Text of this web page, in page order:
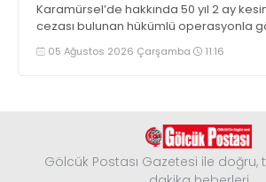
Karamürsel’de hakkında 50 yıl 2 ay
cezası bulunan hükümlü operasyonla
05 Ağustos 2026 Çarşamba 11:16
Gölcük Postası Gazetesi ile doğru,